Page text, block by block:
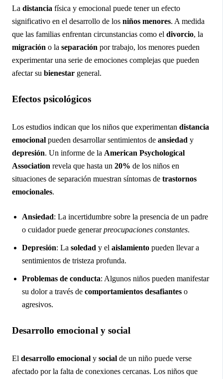
La distancia física y emocional puede tener un efecto
significativo en el desarrollo de los niños menores. A medida
que las familias enfrentan circunstancias como el divorcio, la
migración o la separación por trabajo, los menores pueden
experimentar una serie de emociones complejas que pueden
afectar su bienestar general.
Efectos psicológicos
Los estudios indican que los niños que experimentan distancia
emocional pueden desarrollar sentimientos de ansiedad y
depresión. Un informe de la American Psychological
Association revela que hasta un 20% de los niños en
situaciones de separación muestran síntomas de trastornos
emocionales.
Ansiedad: La incertidumbre sobre la presencia de un padre
o cuidador puede generarpreocupaciones constantes.
Depresión: La soledad y el aislamiento pueden llevar a
sentimientos de tristeza profunda.
Problemas de conducta: Algunos niños pueden manifestar
su dolor a través de comportamientos desafiantes o
agresivos.
Desarrollo emocional y social
El desarrollo emocional y social de un niño puede verse
afectado por la falta de conexiones cercanas. Los niños que